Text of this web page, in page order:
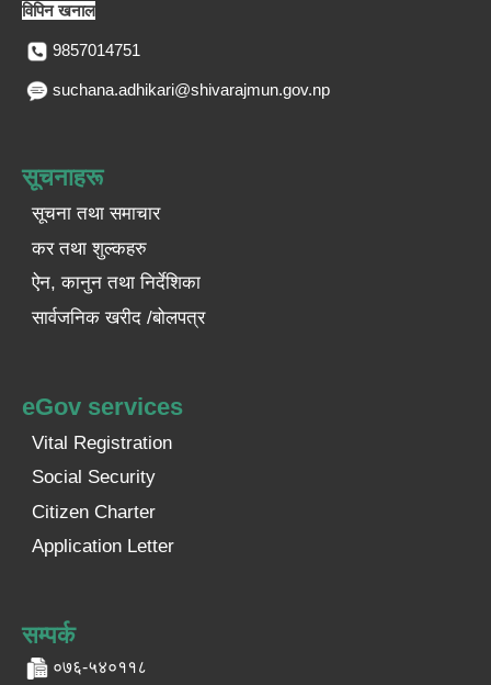
विपिन खनाल
9857014751
suchana.adhikari@shivarajmun.gov.np
सूचनाहरू
सूचना तथा समाचार
कर तथा शुल्कहरु
ऐन, कानुन तथा निर्देशिका
सार्वजनिक खरीद /बोलपत्र
eGov services
Vital Registration
Social Security
Citizen Charter
Application Letter
सम्पर्क
०७६-५४०११८